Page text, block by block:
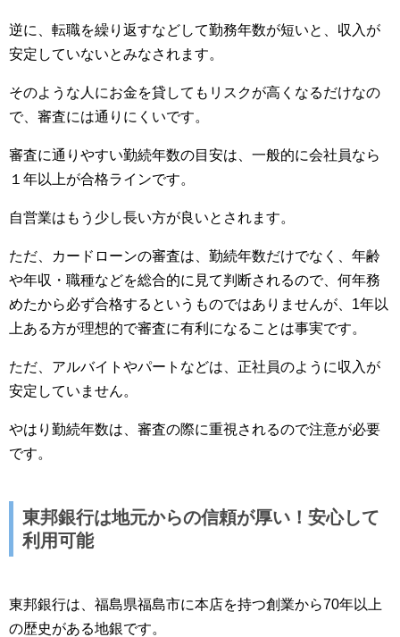
逆に、転職を繰り返すなどして勤務年数が短いと、収入が
安定していないとみなされます。
そのような人にお金を貸してもリスクが高くなるだけなの
で、審査には通りにくいです。
審査に通りやすい勤続年数の目安は、一般的に会社員なら
１年以上が合格ラインです。
自営業はもう少し長い方が良いとされます。
ただ、カードローンの審査は、勤続年数だけでなく、年齢
や年収・職種などを総合的に見て判断されるので、何年務
めたから必ず合格するというものではありませんが、1年以
上ある方が理想的で審査に有利になることは事実です。
ただ、アルバイトやパートなどは、正社員のように収入が
安定していません。
やはり勤続年数は、審査の際に重視されるので注意が必要
です。
東邦銀行は地元からの信頼が厚い！安心して
利用可能
東邦銀行は、福島県福島市に本店を持つ創業から70年以上
の歴史がある地銀です。